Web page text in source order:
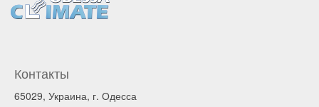
Контакты
65029, Украина, г. Одесса